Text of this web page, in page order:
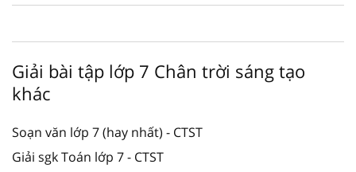
Giải bài tập lớp 7 Chân trời sáng tạo
khác
Soạn văn lớp 7 (hay nhất) - CTST
Giải sgk Toán lớp 7 - CTST